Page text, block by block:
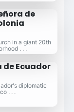
de
in a giant 20th
. . .
de Ecuador
diplomatic
. . .